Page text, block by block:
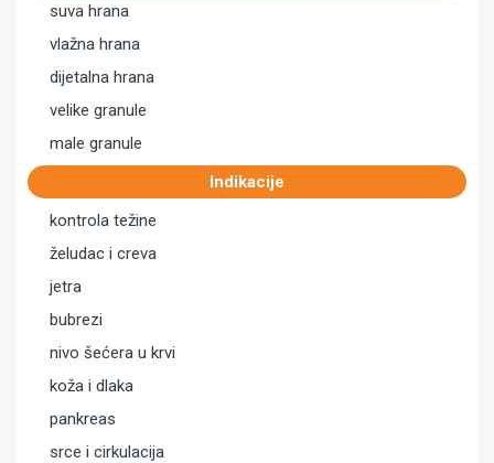
suva hrana
vlažna hrana
dijetalna hrana
velike granule
male granule
Indikacije
kontrola težine
želudac i creva
jetra
bubrezi
nivo šećera u krvi
koža i dlaka
pankreas
srce i cirkulacija